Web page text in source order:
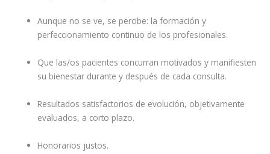
Aunque no se ve, se percibe: la formación y
perfeccionamiento continuo de los profesionales.
Que las/os pacientes concurran motivados y manifiesten
su bienestar durante y después de cada consulta.
Resultados satisfactorios de evolución, objetivamente
evaluados, a corto plazo.
Honorarios justos.